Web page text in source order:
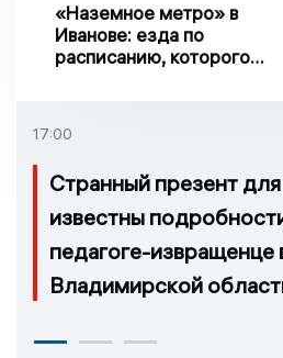
«Наземное метро» в
Иванове: езда по
расписанию, которого
17:00
Странный презент
известны
педагоге-извращенце
Владимирской